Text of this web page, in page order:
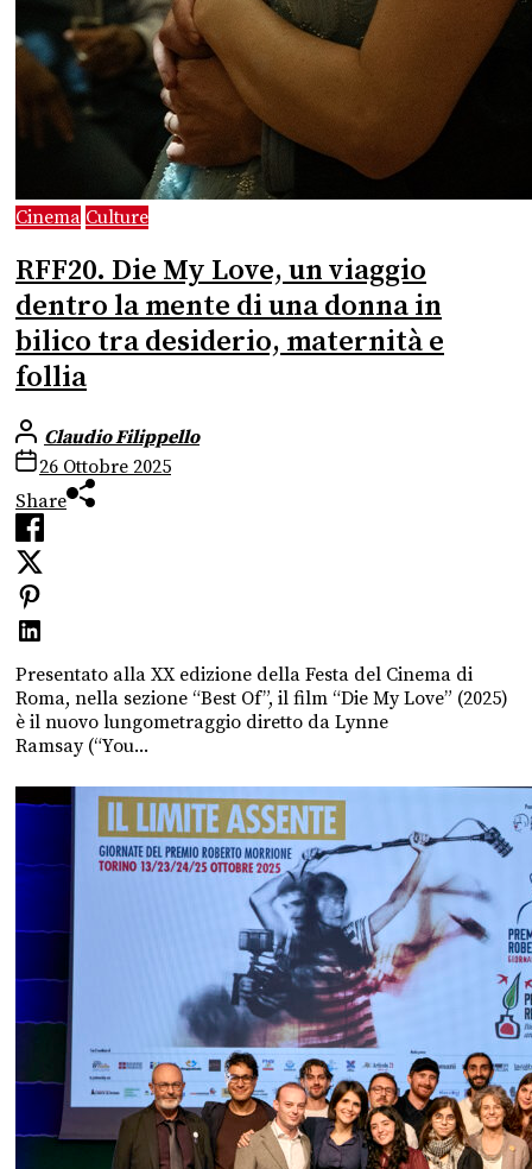
Cinema Culture
RFF20. Die My Love, un viaggio
dentro la mente di una donna in
bilico tra desiderio, maternità e
follia
Claudio Filippello
26 Ottobre 2025
Share
Presentato alla XX edizione della Festa del Cinema di
Roma, nella sezione “Best Of”, il film “Die My Love” (2025)
è il nuovo lungometraggio diretto da Lynne
Ramsay (“You...